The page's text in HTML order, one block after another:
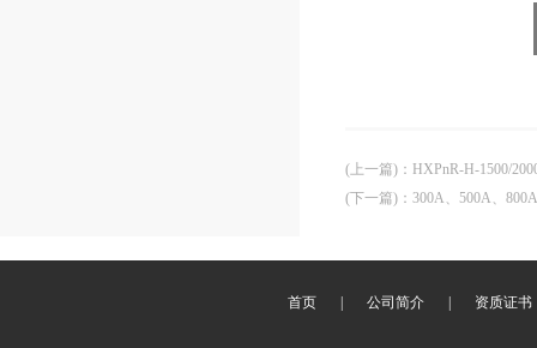
(上一篇) ： HXPnR-H-1500/
(下一篇) ： 300A、500A、
首页 公司简介 资质证书